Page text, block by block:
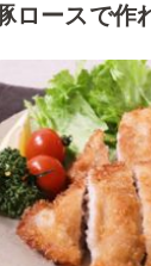
ロースで作